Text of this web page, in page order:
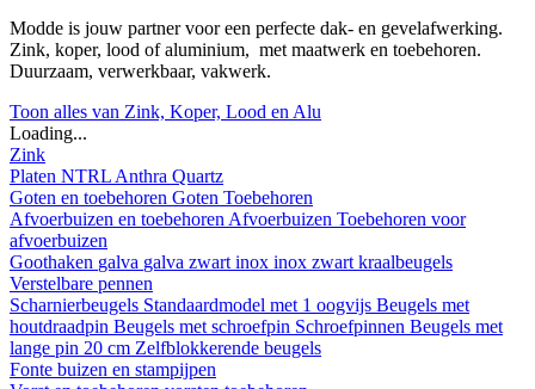
Modde is jouw partner voor een perfecte dak- en gevelafwerking.
Zink, koper, lood of aluminium, met maatwerk en toebehoren.
Duurzaam, verwerkbaar, vakwerk.
Toon alles van Zink, Koper, Lood en Alu
Loading...
Zink
Platen NTRL Anthra Quartz
Goten en toebehoren Goten Toebehoren
Afvoerbuizen en toebehoren Afvoerbuizen Toebehoren voor
afvoerbuizen
Goothaken galva galva zwart inox inox zwart kraalbeugels
Verstelbare pennen
Scharnierbeugels Standaardmodel met 1 oogvijs Beugels met
houtdraadpin Beugels met schroefpin Schroefpinnen Beugels met
lange pin 20 cm Zelfblokkerende beugels
Fonte buizen en stampijpen